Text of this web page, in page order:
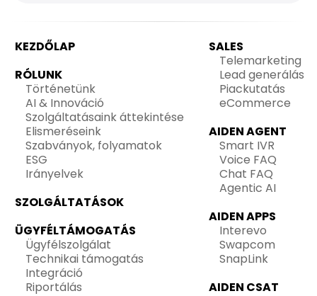
KEZDŐLAP
RÓLUNK
Történetünk
AI & Innováció
Szolgáltatásaink áttekintése
Elismeréseink
Szabványok, folyamatok
ESG
Irányelvek
SZOLGÁLTATÁSOK
ÜGYFÉLTÁMOGATÁS
Ügyfélszolgálat
Technikai támogatás
Integráció
Riportálás
SALES
Telemarketing
Lead generálás
Piackutatás
eCommerce
AIDEN AGENT
Smart IVR
Voice FAQ
Chat FAQ
Agentic AI
AIDEN APPS
Interevo
Swapcom
SnapLink
AIDEN CSAT